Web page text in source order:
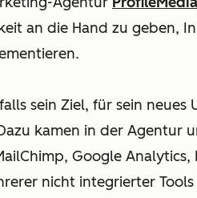
an die Hand zu geben,
sein Ziel, für sein
kamen in der Agentur
Google
nicht integrierter